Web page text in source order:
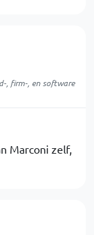
, firm-, en software
Marconi zelf,